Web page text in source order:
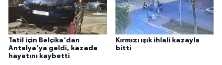
Tatil için Belçika'dan
Antalya'ya geldi, kazada
hayatını kaybetti
Kırmızı ışık ihlali kazayla
bitti